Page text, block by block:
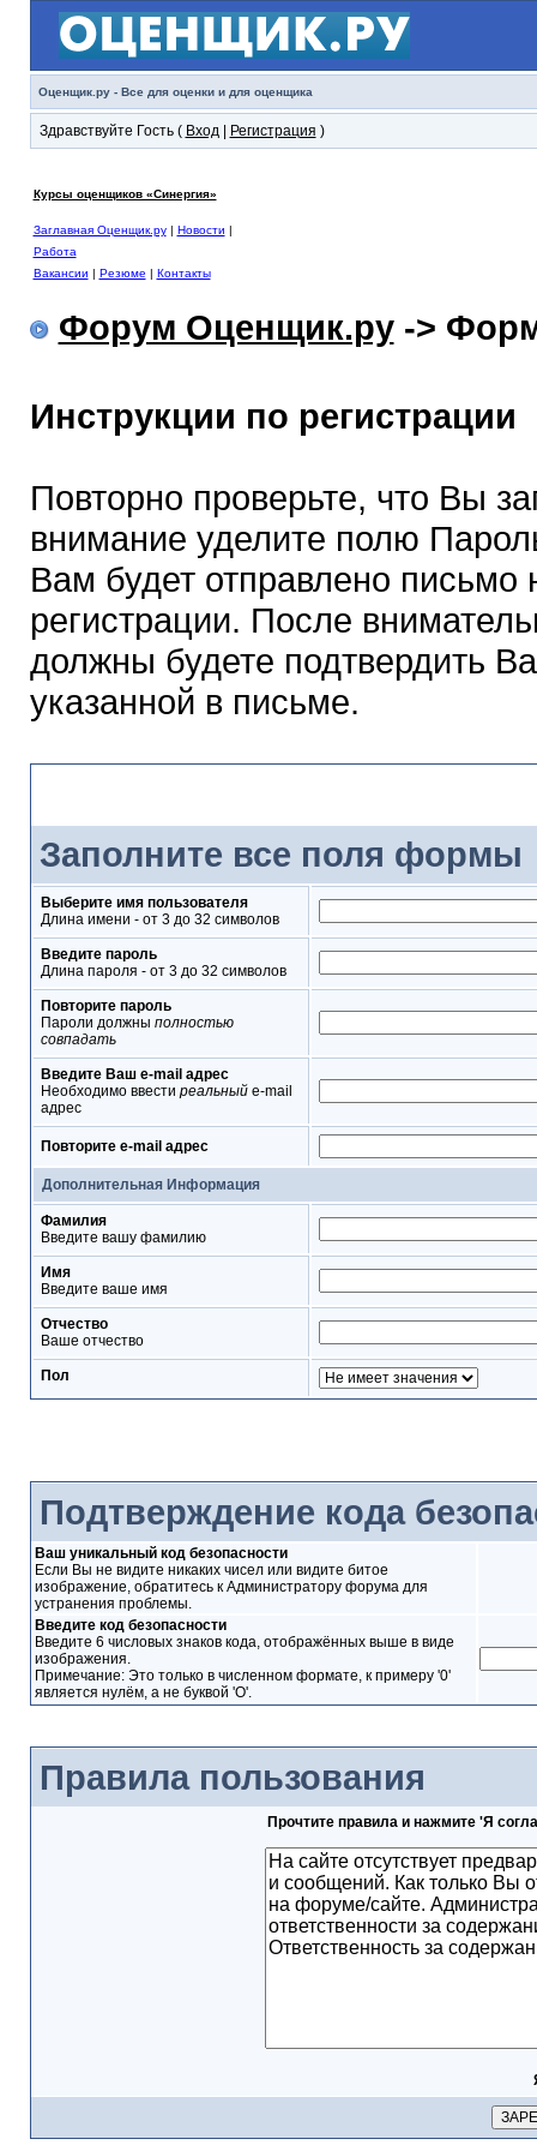
Оценщик.ру - Все для оценки и для оценщика
Здравствуйте Гость ( Вход| Регистрация )
Курсы оценщиков «Синергия»
Заглавная Оценщик.ру| Новости |
Работа
Вакансии | Резюме | Контакты
Форум Оценщик.ру->
Инструкции по регистрации
Повторно проверьте, что Вы
внимание уделите полю
Вам будет отправлено
регистрации. После
должны будете подтвердить
указанной в письме.
Заполните все поля формы
Выберите имя пользователя
Длина имени - от 3 до 32 символов
Введите пароль
Длина пароля - от 3 до 32 символов
Повторите пароль
Пароли должны полностью
совпадать
Введите Ваш e-mail адрес
Необходимо ввести реальныйe-mail
адрес
Повторите e-mail адрес
Дополнительная Информация
Фамилия
Введите вашу фамилию
Имя
Введите ваше имя
Отчество
Ваше отчество
Пол
Подтверждение кода
Ваш уникальный код безопасности
Если Вы не видите никаких чисел или видите битое
изображение, обратитесь к Администратору форума для
устранения проблемы.
Введите код безопасности
Введите 6 числовых знаков кода, отображённых выше в виде
изображения.
Примечание: Это только в численном формате, к примеру '0'
является нулём, а не буквой 'O'.
Правила пользования
Прочтите правила и нажмите 'Я